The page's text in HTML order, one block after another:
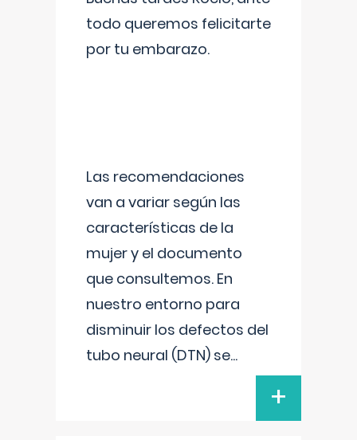
todo queremos felicitarte
por tu embarazo.
Las recomendaciones
van a variar según las
características de la
mujer y el documento
que consultemos. En
nuestro entorno para
disminuir los defectos del
tubo neural (DTN) se...
+